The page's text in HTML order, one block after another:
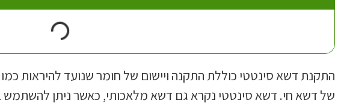
התקנת דשא סינטטי כוללת התקנה ויישום של חומר שנועד להיראות
של דשא חי. דשא סינטטי נקרא גם דשא מלאכותי, כאשר ניתן להשתמש